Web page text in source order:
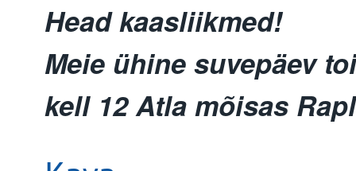
Head kaasliikmed!​
Meie ühine suvepäev
kell 12 Atla mõisas